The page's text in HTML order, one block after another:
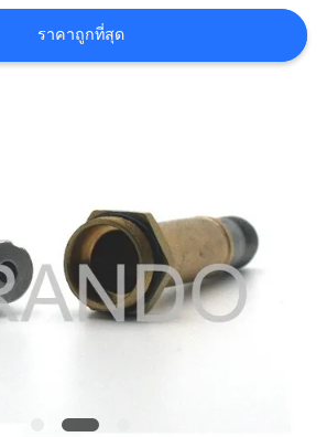
ราคาถูกที่สุด